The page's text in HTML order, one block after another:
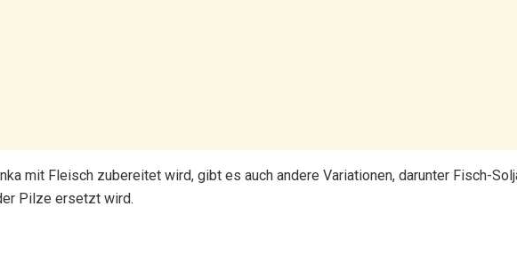
mit Fleisch zubereitet wird, gibt es auch andere Variationen, darunter Fisch-
Pilze ersetzt wird.